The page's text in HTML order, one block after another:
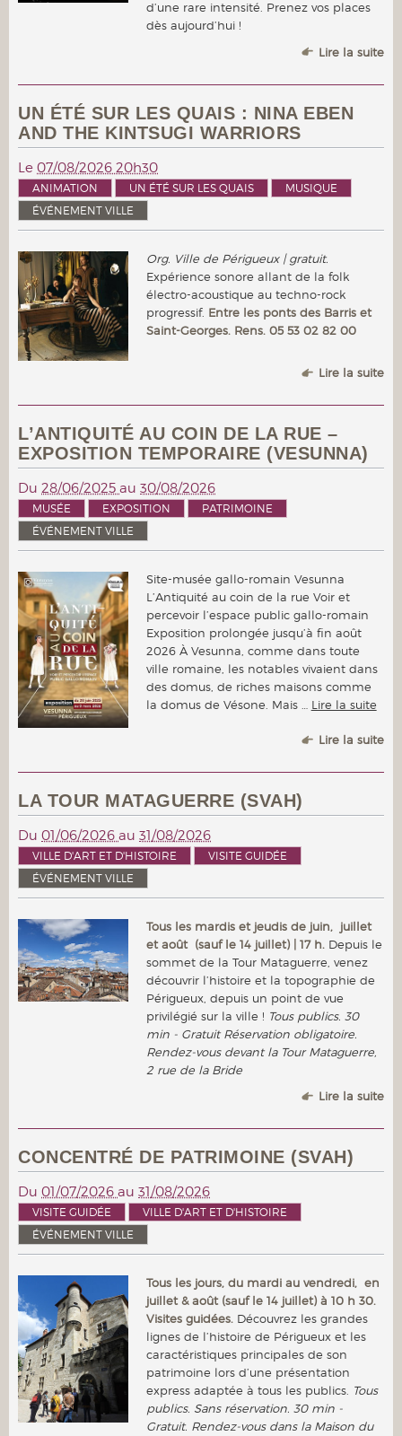
d’une rare intensité. Prenez vos places
dès aujourd’hui !
Lire la suite
UN ÉTÉ SUR LES QUAIS : NINA EBEN
AND THE KINTSUGI WARRIORS
Le 07/08/2026 20h30
ANIMATION UN ÉTÉ SUR LES QUAIS
MUSIQUE
ÉVÉNEMENT VILLE
Org. Ville de Périgueux | gratuit.
Expérience sonore allant de la folk
électro-acoustique au techno-rock
progressif. Entre les ponts des Barris et
Saint-Georges. Rens. 05 53 02 82 00
Lire la suite
L’ANTIQUITÉ AU COIN DE LA RUE –
EXPOSITION TEMPORAIRE (VESUNNA)
Du 28/06/2025 au 30/08/2026
MUSÉE EXPOSITION
PATRIMOINE
ÉVÉNEMENT VILLE
Site-musée gallo-romain Vesunna
L’Antiquité au coin de la rue Voir et
percevoir l’espace public gallo-romain
Exposition prolongée jusqu’à fin août
2026 À Vesunna, comme dans toute
ville romaine, les notables vivaient dans
des domus, de riches maisons comme
la domus de Vésone. Mais … Lire la suite
Lire la suite
LA TOUR MATAGUERRE (SVAH)
Du 01/06/2026 au 31/08/2026
VILLE D'ART ET D'HISTOIRE
VISITE GUIDÉE
ÉVÉNEMENT VILLE
Tous les mardis et jeudis de juin, juillet
et août (sauf le 14 juillet) | 17 h. Depuis le
sommet de la Tour Mataguerre, venez
découvrir l’histoire et la topographie de
Périgueux, depuis un point de vue
privilégié sur la ville ! Tous publics. 30
min - Gratuit Réservation obligatoire.
Rendez-vous devant la Tour Mataguerre,
2 rue de la Bride
Lire la suite
CONCENTRÉ DE PATRIMOINE (SVAH)
Du 01/07/2026 au 31/08/2026
VISITE GUIDÉE
VILLE D'ART ET D'HISTOIRE
ÉVÉNEMENT VILLE
Tous les jours, du mardi au vendredi, en
juillet & août (sauf le 14 juillet) à 10 h 30.
Visites guidées. Découvrez les grandes
lignes de l’histoire de Périgueux et les
caractéristiques principales de son
patrimoine lors d’une présentation
express adaptée à tous les publics. Tous
publics. Sans réservation. 30 min -
Gratuit. Rendez-vous dans la Maison du